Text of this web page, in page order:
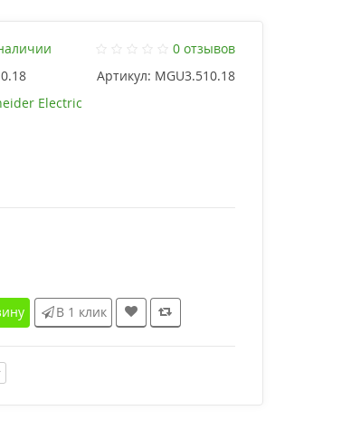
0 отзывов
Артикул: MGU3.510.18
Electric
В 1 клик